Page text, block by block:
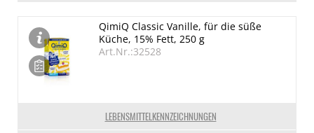
LEBENSMITTELKENNZEICHNUNGEN
QimiQ Classic Vanille, für die süße
Küche, 15% Fett, 250 g
Art.Nr.:32528